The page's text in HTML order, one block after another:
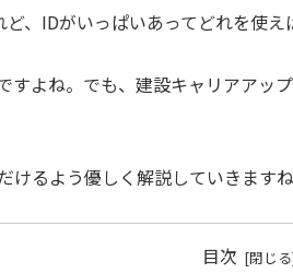
、IDがいっぱいあってどれを使
よね。でも、建設キャリアア
るよう優しく解説していきますね
目次